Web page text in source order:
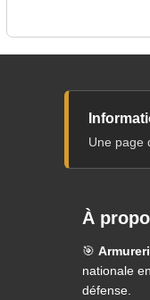
Une page
À
🎯
nationale
défense.